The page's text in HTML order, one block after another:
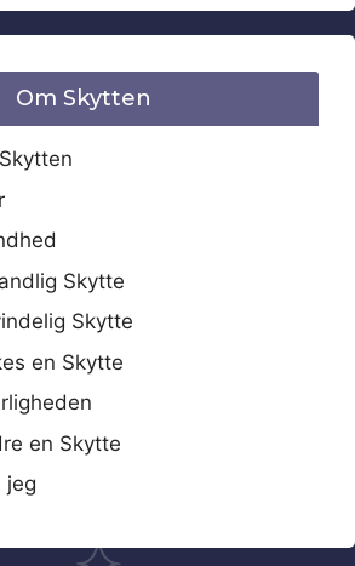
Om Skytten
Skytte
Skytte
en Skytte
en Skytte
jeg